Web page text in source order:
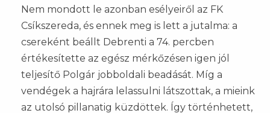
Nem mondott le azonban esélyeiről az FK
Csíkszereda, és ennek meg is lett a jutalma: a
csereként beállt Debrenti a 74. percben
értékesítette az egész mérkőzésen igen jól
teljesítő Polgár jobboldali beadását. Míg a
vendégek a hajrára lelassulni látszottak, a mieink
az utolsó pillanatig küzdöttek. Így történhetett,